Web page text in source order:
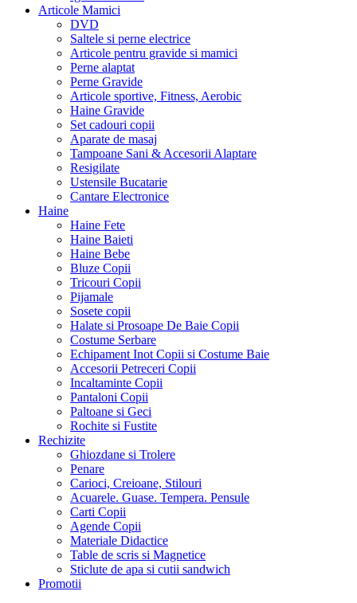
Articole Mamici
DVD
Saltele si perne electrice
Articole pentru gravide si mamici
Perne alaptat
Perne Gravide
Articole sportive, Fitness, Aerobic
Haine Gravide
Set cadouri copii
Aparate de masaj
Tampoane Sani & Accesorii Alaptare
Resigilate
Ustensile Bucatarie
Cantare Electronice
Haine
Haine Fete
Haine Baieti
Haine Bebe
Bluze Copii
Tricouri Copii
Pijamale
Sosete copii
Halate si Prosoape De Baie Copii
Costume Serbare
Echipament Inot Copii si Costume Baie
Accesorii Petreceri Copii
Incaltaminte Copii
Pantaloni Copii
Paltoane si Geci
Rochite si Fustite
Rechizite
Ghiozdane si Trolere
Penare
Carioci, Creioane, Stilouri
Acuarele. Guase. Tempera. Pensule
Carti Copii
Agende Copii
Materiale Didactice
Table de scris si Magnetice
Sticlute de apa si cutii sandwich
Promotii